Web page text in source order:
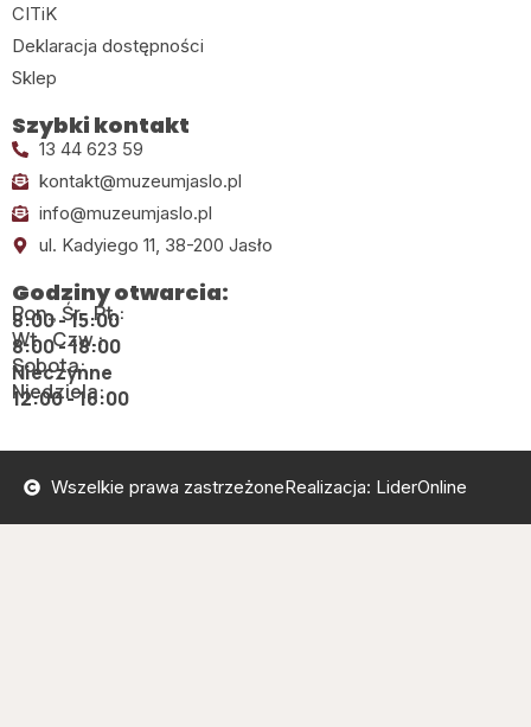
CITiK
Deklaracja dostępności
Sklep
Szybki kontakt
13 44 623 59
kontakt@muzeumjaslo.pl
info@muzeumjaslo.pl
ul. Kadyiego 11, 38-200 Jasło
Godziny otwarcia:
Pon., Śr., Pt.:
8:00 - 15:00
Wt., Czw.:
8:00 - 18:00
Sobota:
Nieczynne
Niedziela:
12:00 - 16:00
Wszelkie prawa zastrzeżoneRealizacja: LiderOnline